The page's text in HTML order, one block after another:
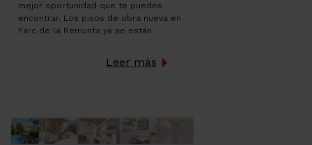
mejor oportunidad que te puedes
encontrar. Los pisos de obra nueva en
Parc de la Remunta ya se están
quedan unos pocos que podrían ser lo
que estás buscando. Son pisos
Leer más